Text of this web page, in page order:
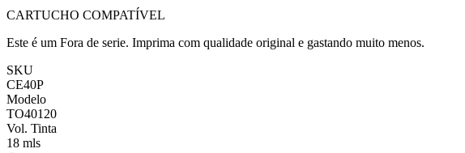
CARTUCHO COMPATÍVEL
Este é um Fora de serie. Imprima com qualidade original e gastando muito menos.
SKU
CE40P
Modelo
TO40120
Vol. Tinta
18 mls